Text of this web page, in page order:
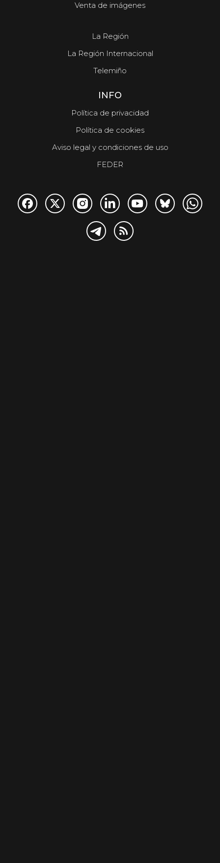
Venta de imágenes
La Región
La Región Internacional
Telemiño
INFO
Política de privacidad
Política de cookies
Aviso legal y condiciones de uso
FEDER